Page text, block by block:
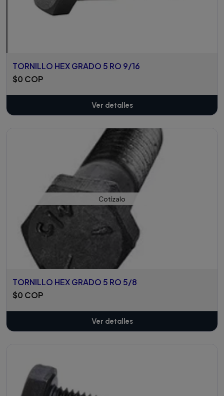
TORNILLO HEX GRADO 5 RO 9/16
$0 COP
Ver detalles
Cotízalo
TORNILLO HEX GRADO 5 RO 5/8
$0 COP
Ver detalles